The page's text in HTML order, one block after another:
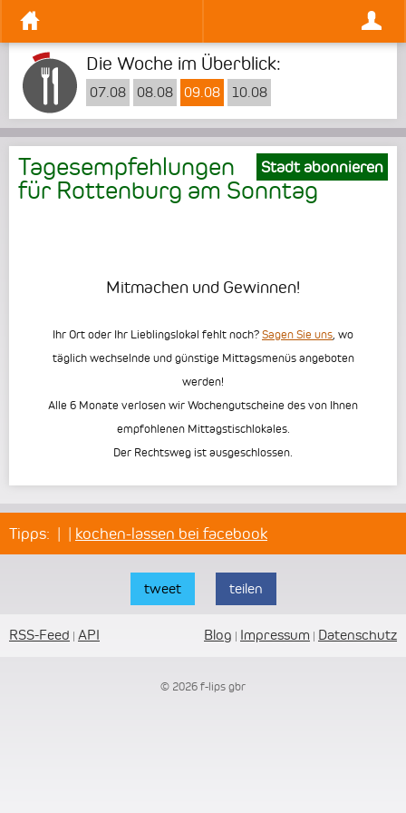
Die Woche im Überblick:
07.08 08.08 09.08 10.08
Stadt abonnieren
Tagesempfehlungen
für Rottenburg am Sonntag
Mitmachen und Gewinnen!
Ihr Ort oder Ihr Lieblingslokal fehlt noch? Sagen Sie uns , wo
täglich wechselnde und günstige Mittagsmenüs angeboten
werden!
Alle 6 Monate verlosen wir Wochengutscheine des von Ihnen
empfohlenen Mittagstischlokales.
Der Rechtsweg ist ausgeschlossen.
Tipps: kochen-lassen bei facebook
tweet teilen
RSS-Feed | API Blog | Impressum | Datenschutz
© 2026 f-lips gbr